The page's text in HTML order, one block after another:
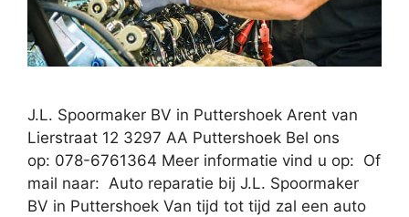
J.L. Spoormaker BV in Puttershoek Arent van
Lierstraat 12 3297 AA Puttershoek Bel ons
op: 078-6761364 Meer informatie vind u op: Of
mail naar: Auto reparatie bij J.L. Spoormaker
BV in Puttershoek Van tijd tot tijd zal een auto